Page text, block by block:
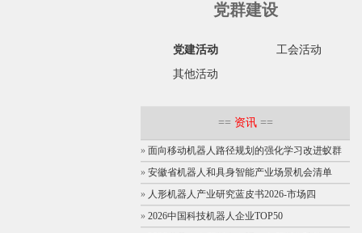
党群建设
党建活动
工会活动
其他活动
== 资讯==
» 面向移动机器人路径规划的强化学习改进蚁群
» 安徽省机器人和具身智能产业场景机会清单
» 人形机器人产业研究蓝皮书2026-市场四
» 2026中国科技机器人企业TOP50